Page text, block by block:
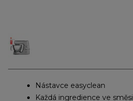
Nástavce easyclean
Každá ingredience ve směsi